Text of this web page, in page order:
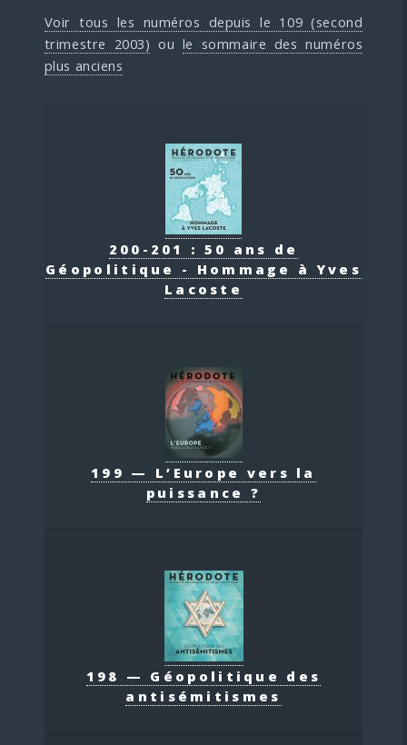
Voir tous les numéros depuis le 109 (second
trimestre 2003) ou le sommaire des numéros
plus anciens
200-201 : 50 ans de
Géopolitique - Hommage à Yves
Lacoste
199 — L’Europe vers la
puissance ?
198 — Géopolitique des
antisémitismes